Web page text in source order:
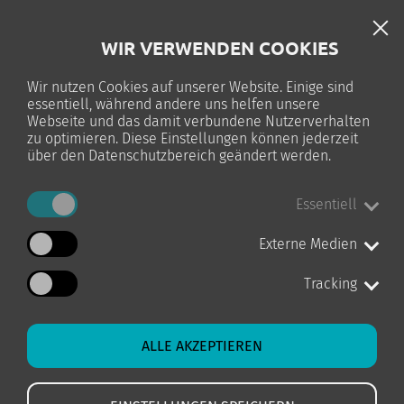
0
STARTSEITE
WIR VERWENDEN COOKIES
Wir nutzen Cookies auf unserer Website. Einige sind
essentiell, während andere uns helfen unsere
Webseite und das damit verbundene Nutzerverhalten
zu optimieren. Diese Einstellungen können jederzeit
über den Datenschutzbereich geändert werden.
Essentiell
Externe Medien
Tracking
ALLE AKZEPTIEREN